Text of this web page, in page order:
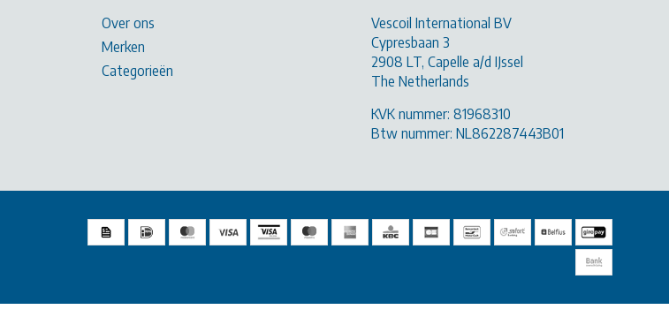
Over ons
Merken
Categorieën
Vescoil International BV
Cypresbaan 3
2908 LT, Capelle a/d IJssel
The Netherlands
KVK nummer: 81968310
Btw nummer: NL862287443B01